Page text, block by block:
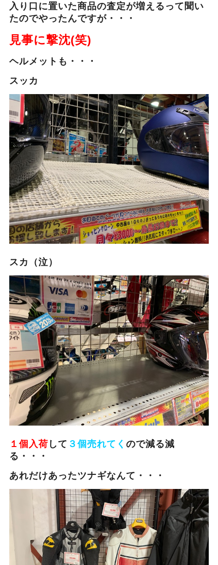
入り口に置いた商品の査定が増えるって聞い
たのでやったんですが・・・
見事に撃沈(笑)
ヘルメットも・・・
スッカ
スカ（泣）
１個入荷 して ３個売れてく ので減る減
る・・・
あれだけあったツナギなんて・・・